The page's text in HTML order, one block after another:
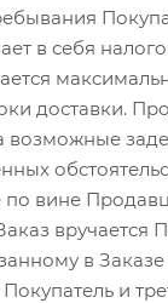
в себя
доставки.
возможные
вине
вручается
в Заказе
и